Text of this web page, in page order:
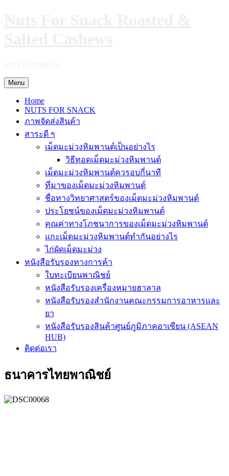
Menu
Home
NUTS FOR SNACK
ภาพจัดส่งสินค้า
สาระดี ๆ
เม็ดมะม่วงหิมพานต์เป็นอย่างไร
วิธีทอดเม็ดมะม่วงหิมพานต์
เม็ดมะม่วงหิมพานต์ควรอบกี่นาที
ที่มาของเม็ดมะม่วงหิมพานต์
ชื่อทางวิทยาศาสตร์ของเม็ดมะม่วงหิมพานต์
ประโยชน์ของเม็ดมะม่วงหิมพานต์
คุณค่าทางโภชนาการของเม็ดมะม่วงหิมพานต์
แกะเม็ดมะม่วงหิมพานต์ทำกันอย่างไร
ไก่ผัดเม็ดมะม่วง
หนังสือรับรองทางการค้า
ใบทะเบียนพาณิชย์
หนังสือรับรองเครื่องหมายฮาลาล
หนังสือรับรองสำนักงานคณะกรรมการอาหารและ
ยา
หนังสือรับรองสินค้าศูนย์ภูมิภาคอาเซียน (ASEAN
HUB)
ติดต่อเรา
ธนาคารไทยพาณิชย์